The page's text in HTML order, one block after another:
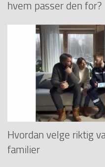
hvem passer den for?
Hvordan velge riktig
familier